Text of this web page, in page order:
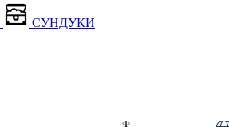
СУНДУКИ